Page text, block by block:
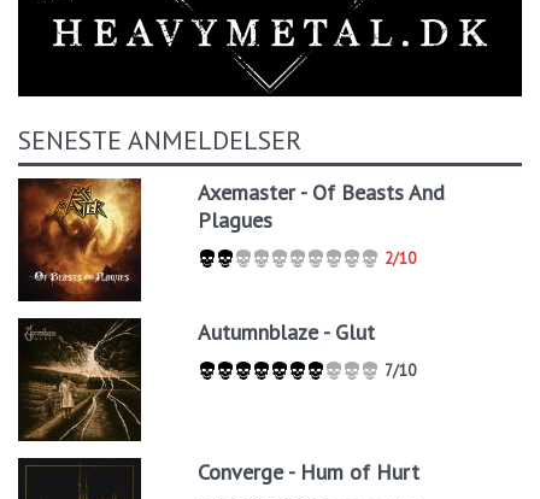
SENESTE ANMELDELSER
Axemaster - Of Beasts And
Plagues
2/10
Autumnblaze - Glut
7/10
Converge - Hum of Hurt